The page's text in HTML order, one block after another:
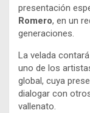
presentación
Romero, en un
generaciones.
La velada
uno de los
global, cuya
dialogar con
vallenato.